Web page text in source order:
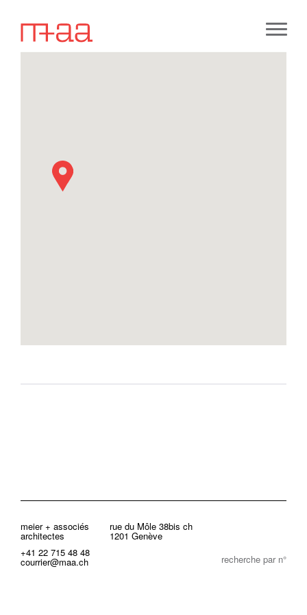
meier + associés
architectes
rue du Môle 38bis ch
1201 Genève
+41 22 715 48 48
courrier@maa.ch recherche par n°